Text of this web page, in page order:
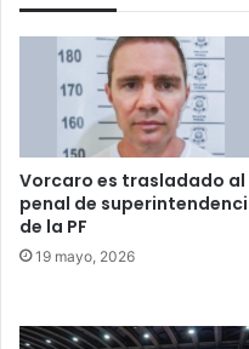
Vorcaro es trasladado al
penal de
de la PF
19 mayo, 2026